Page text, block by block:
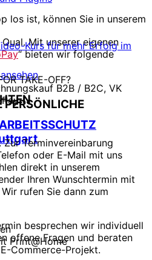
Mit unserer eigenen
“ bieten wir folgende
B2B / B2C, VK
Print@Home
los ist, können Sie in unserem
TAKE-OFF?
PERSÖNLICHE
Terminvereinbarung
oder E-Mail mit uns
direkt in unserem
Ihren Wunschtermin mit
rufen Sie dann zum
besprechen wir individuell
offene Fragen und beraten
Commerce-Projekt.